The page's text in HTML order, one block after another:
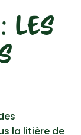
LES
la litière de